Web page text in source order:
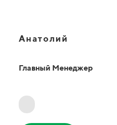
Анатолий
Главный Менеджер